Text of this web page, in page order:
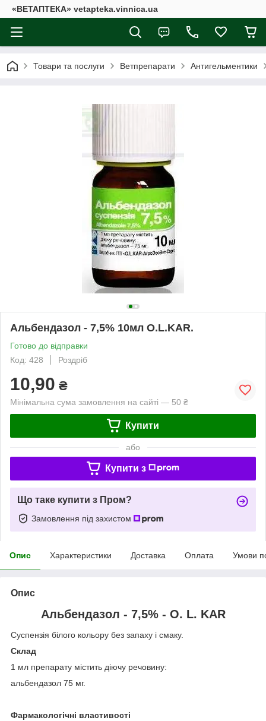
«ВЕТАПТЕКА» vetapteka.vinnica.ua
Товари та послуги Ветпрепарати Антигельментики
Альбендазол - 7,5% 10мл O.L.KAR.
Готово до відправки
Код: 428
Роздріб
10,90 ₴
Мінімальна сума замовлення на сайті — 50 ₴
Купити
або
Купити з
Що таке купити з Пром?
Замовлення під захистом
Опис Характеристики Доставка Оплата Умови
Опис
Альбендазол - 7,5%- O. L. KAR
Суспензія білого кольору без запаху і смаку.
Склад
1 мл препарату містить діючу речовину:
альбендазол 75 мг.
Фармакологічні властивості